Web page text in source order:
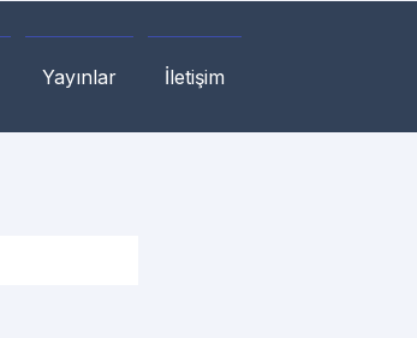
Yayınlar İletişim